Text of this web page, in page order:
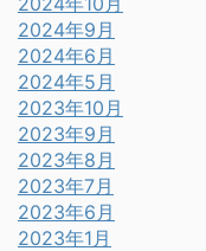
2024年9月
2024年6月
2024年5月
2023年10月
2023年9月
2023年8月
2023年7月
2023年6月
2023年1月